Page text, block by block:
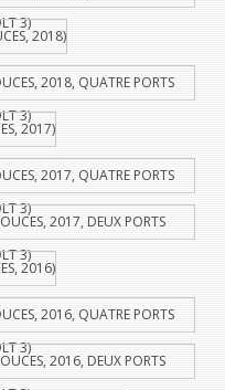
3)
2018)
2018, QUATRE PORTS
3)
2017)
2017, QUATRE PORTS
3)
2017, DEUX PORTS
3)
2016)
2016, QUATRE PORTS
3)
2016, DEUX PORTS